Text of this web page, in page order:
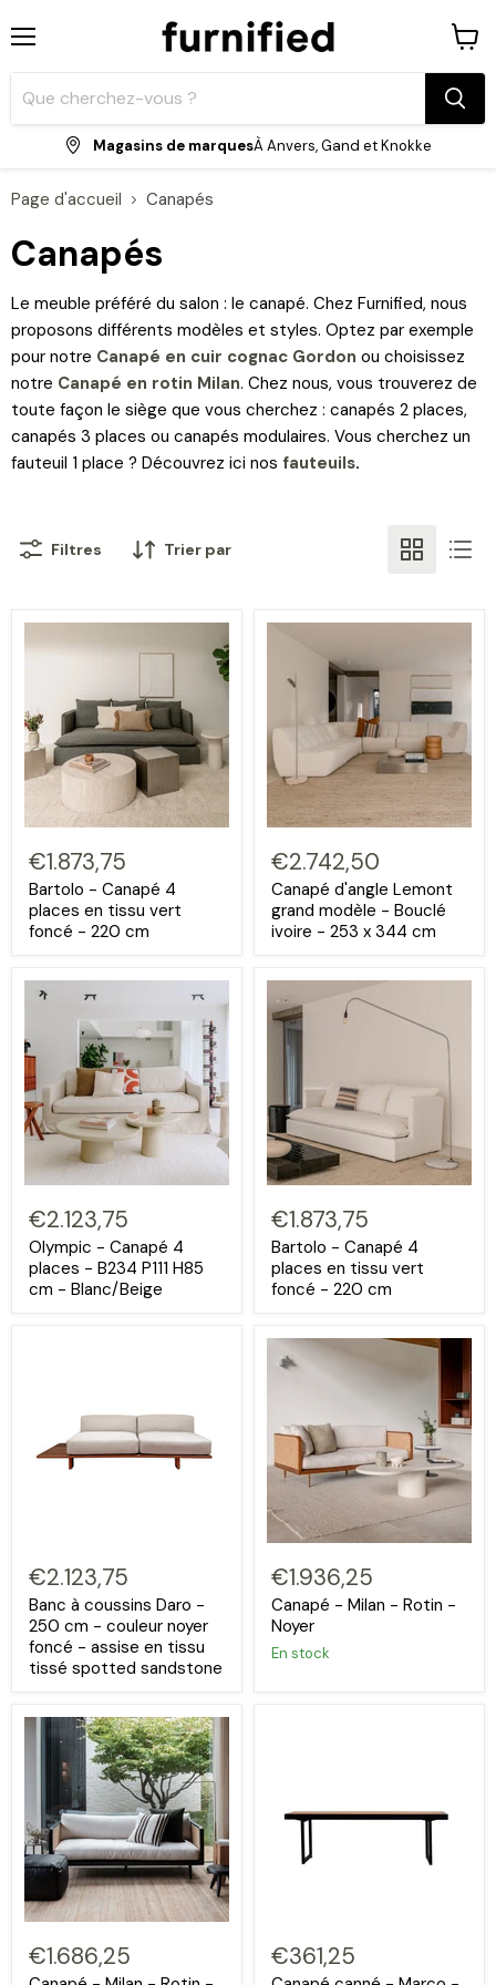
Magasins de marquesÀ Anvers, Gand et Knokke
le
panier
Page d'accueil Canapés
Canapés
Le meuble préféré du salon : le canapé. Chez Furnified, nous
proposons différents modèles et styles. Optez par exemple
pour notre Canapé en cuir cognac Gordon ou choisissez
notre Canapé en rotin Milan. Chez nous, vous trouverez de
toute façon le siège que vous cherchez : canapés 2 places,
canapés 3 places ou canapés modulaires. Vous cherchez un
fauteuil 1 place ? Découvrez ici nos fauteuils.
Filtres Trier par
€1.873,75
Bartolo - Canapé 4
places en tissu vert
foncé - 220 cm
€2.742,50
Canapé d'angle Lemont
grand modèle - Bouclé
ivoire - 253 x 344 cm
€2.123,75
Olympic - Canapé 4
places - B234 P111 H85
cm - Blanc/Beige
€1.873,75
Bartolo - Canapé 4
places en tissu vert
foncé - 220 cm
€2.123,75
Banc à coussins Daro -
250 cm - couleur noyer
foncé - assise en tissu
tissé spotted sandstone
€1.936,25
Canapé - Milan - Rotin -
Noyer
En stock
€1.686,25 €361,25